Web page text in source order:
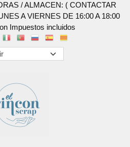
/ ALMACEN: ( CONTACTAR
A VIERNES DE 16:00 A 18:00
Impuestos incluidos